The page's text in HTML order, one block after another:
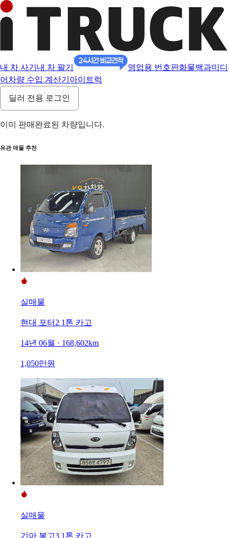
내 차 사기 내 차 팔기 영업용 번호판화물백과미디
어 차량 수입 계산기 아이트럭
딜러 전용 로그인
이미 판매완료된 차량입니다.
유관 매물 추천
실매물
현대 포터2 1톤 카고
14년 06월 · 168,602km
1,050만원
실매물
기아 봉고3 1톤 카고